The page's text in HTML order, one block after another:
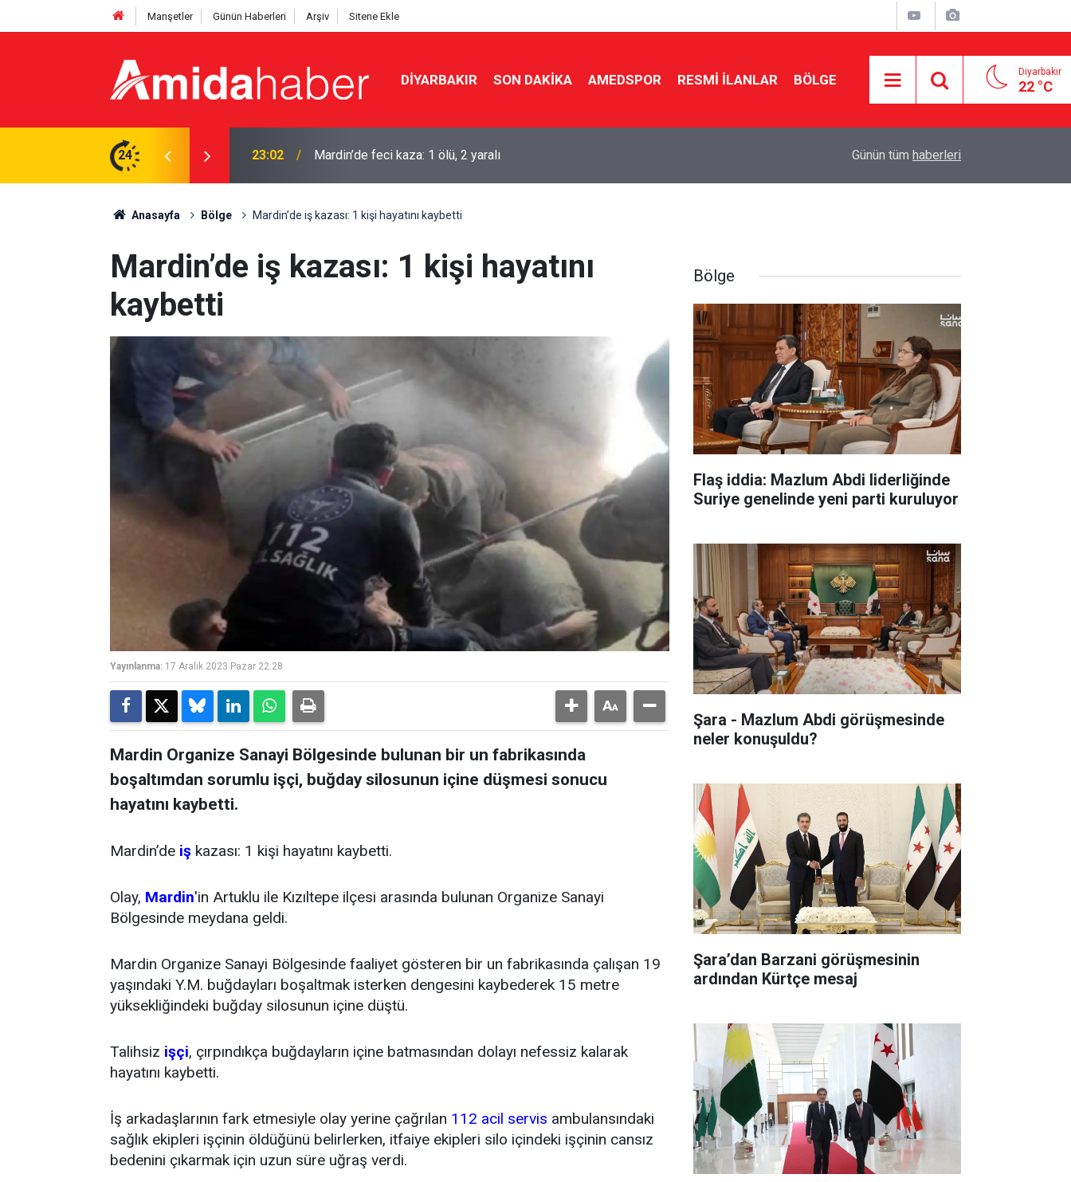
Manşetler Günün Haberleri Arşiv Sitene Ekle
DIYARBAKIR SON DAKIKA AMEDSPOR RESMI İLANLAR BÖLGE Diyarbakır
22 °C
24 22:50 Cumhurbaşkanı Erdoğan Suudi Arabistan’a gidiyor MGK’den çözüm süreci mesajı: Tarihi bir
Günün tüm haberleri
Anasayfa Bölge Mardin’de iş kazası: 1 kişi hayatını kaybetti
Mardin’de iş kazası: 1 kişi hayatını
kaybetti
Yayınlanma: 17 Aralık 2023 Pazar 22:28
Mardin Organize Sanayi Bölgesinde bulunan bir un fabrikasında
boşaltımdan sorumlu işçi, buğday silosunun içine düşmesi sonucu
hayatını kaybetti.
Mardin’de iş kazası: 1 kişi hayatını kaybetti.
Olay, Mardin'in Artuklu ile Kızıltepe ilçesi arasında bulunan Organize Sanayi
Bölgesinde meydana geldi.
Mardin Organize Sanayi Bölgesinde faaliyet gösteren bir un fabrikasında çalışan 19
yaşındaki Y.M. buğdayları boşaltmak isterken dengesini kaybederek 15 metre
yüksekliğindeki buğday silosunun içine düştü.
Talihsiz işçi, çırpındıkça buğdayların içine batmasından dolayı nefessiz kalarak
hayatını kaybetti.
İş arkadaşlarının fark etmesiyle olay yerine çağrılan 112 acil servis ambulansındaki
sağlık ekipleri işçinin öldüğünü belirlerken, itfaiye ekipleri silo içindeki işçinin cansız
bedenini çıkarmak için uzun süre uğraş verdi.
Bölge
Flaş iddia: Mazlum Abdi liderliğinde
Suriye genelinde yeni parti kuruluyor
Şara - Mazlum Abdi görüşmesinde
neler konuşuldu?
Şara’dan Barzani görüşmesinin
ardından Kürtçe mesaj